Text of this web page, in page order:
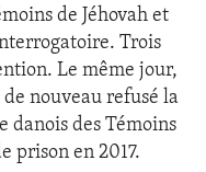
de Jéhovah et
Trois
Le même jour,
nouveau refusé la
danois des Témoins
prison en 2017.